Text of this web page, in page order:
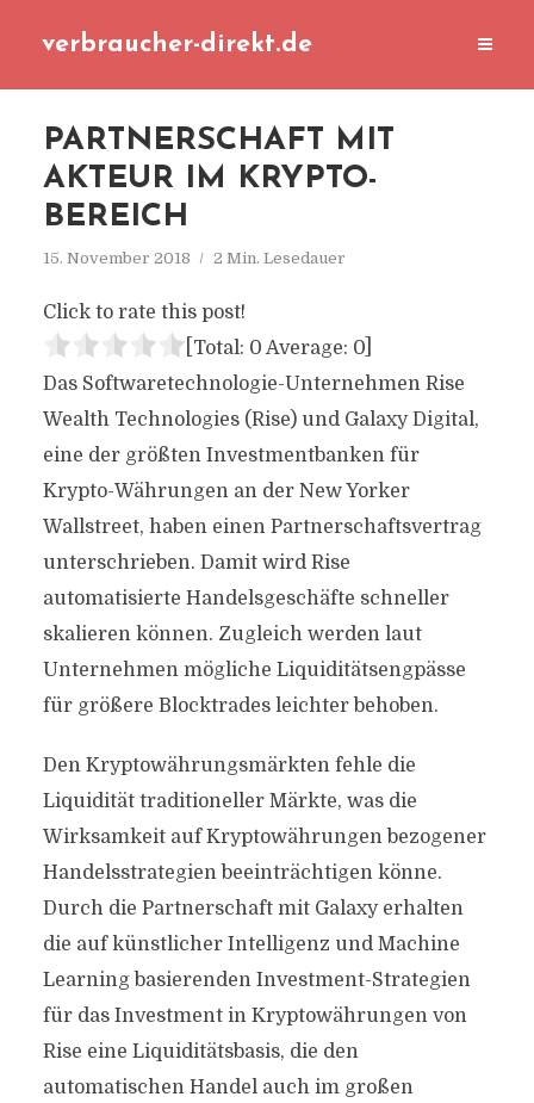
verbraucher-direkt.de
PARTNERSCHAFT MIT
AKTEUR IM KRYPTO-
BEREICH
15. November 2018 2 Min. Lesedauer
Click to rate this post!
[Total: 0 Average: 0]
Das Softwaretechnologie-Unternehmen Rise
Wealth Technologies (Rise) und Galaxy Digital,
eine der größten Investmentbanken für
Krypto-Währungen an der New Yorker
Wallstreet, haben einen Partnerschaftsvertrag
unterschrieben. Damit wird Rise
automatisierte Handelsgeschäfte schneller
skalieren können. Zugleich werden laut
Unternehmen mögliche Liquiditätsengpässe
für größere Blocktrades leichter behoben.
Den Kryptowährungsmärkten fehle die
Liquidität traditioneller Märkte, was die
Wirksamkeit auf Kryptowährungen bezogener
Handelsstrategien beeinträchtigen könne.
Durch die Partnerschaft mit Galaxy erhalten
die auf künstlicher Intelligenz und Machine
Learning basierenden Investment-Strategien
für das Investment in Kryptowährungen von
Rise eine Liquiditätsbasis, die den
automatischen Handel auch im großen